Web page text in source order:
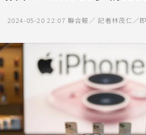
2024-05-20 22:07 聯合報／ 記者林茂仁／